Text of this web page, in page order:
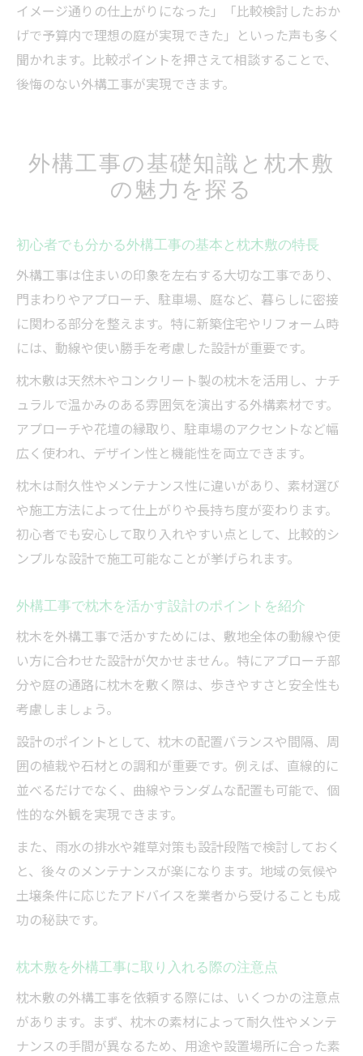
イメージ通りの仕上がりになった」「比較検討したおか
げで予算内で理想の庭が実現できた」といった声も多く
聞かれます。比較ポイントを押さえて相談することで、
後悔のない外構工事が実現できます。
外構工事の基礎知識と枕木敷
の魅力を探る
初心者でも分かる外構工事の基本と枕木敷の特長
外構工事は住まいの印象を左右する大切な工事であり、
門まわりやアプローチ、駐車場、庭など、暮らしに密接
に関わる部分を整えます。特に新築住宅やリフォーム時
には、動線や使い勝手を考慮した設計が重要です。
枕木敷は天然木やコンクリート製の枕木を活用し、ナチ
ュラルで温かみのある雰囲気を演出する外構素材です。
アプローチや花壇の縁取り、駐車場のアクセントなど幅
広く使われ、デザイン性と機能性を両立できます。
枕木は耐久性やメンテナンス性に違いがあり、素材選び
や施工方法によって仕上がりや長持ち度が変わります。
初心者でも安心して取り入れやすい点として、比較的シ
ンプルな設計で施工可能なことが挙げられます。
外構工事で枕木を活かす設計のポイントを紹介
枕木を外構工事で活かすためには、敷地全体の動線や使
い方に合わせた設計が欠かせません。特にアプローチ部
分や庭の通路に枕木を敷く際は、歩きやすさと安全性も
考慮しましょう。
設計のポイントとして、枕木の配置バランスや間隔、周
囲の植栽や石材との調和が重要です。例えば、直線的に
並べるだけでなく、曲線やランダムな配置も可能で、個
性的な外観を実現できます。
また、雨水の排水や雑草対策も設計段階で検討しておく
と、後々のメンテナンスが楽になります。地域の気候や
土壌条件に応じたアドバイスを業者から受けることも成
功の秘訣です。
枕木敷を外構工事に取り入れる際の注意点
枕木敷の外構工事を依頼する際には、いくつかの注意点
があります。まず、枕木の素材によって耐久性やメンテ
ナンスの手間が異なるため、用途や設置場所に合った素